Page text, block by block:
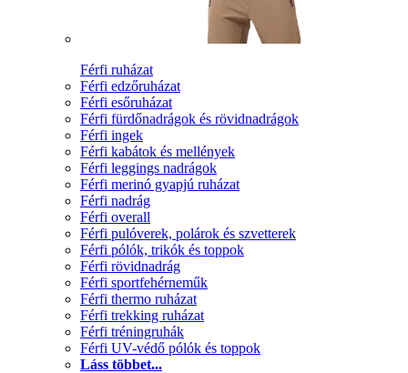
Férfi ruházat
Férfi edzőruházat
Férfi esőruházat
Férfi fürdőnadrágok és rövidnadrágok
Férfi ingek
Férfi kabátok és mellények
Férfi leggings nadrágok
Férfi merinó gyapjú ruházat
Férfi nadrág
Férfi overall
Férfi pulóverek, polárok és szvetterek
Férfi pólók, trikók és toppok
Férfi rövidnadrág
Férfi sportfehérneműk
Férfi thermo ruházat
Férfi trekking ruházat
Férfi tréningruhák
Férfi UV-védő pólók és toppok
Láss többet...